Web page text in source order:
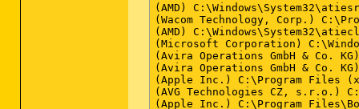
(AMD)
(Wacom Technology, Corp.)
(AMD)
(Microsoft Corporation)
(Avira Operations GmbH & Co.
(Avira Operations GmbH & Co.
(Apple Inc.) C:\Program Files
(AVG Technologies CZ, s.r.o.)
(Apple Inc.) C:\Program